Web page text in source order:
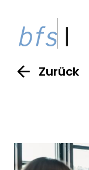
Zurück